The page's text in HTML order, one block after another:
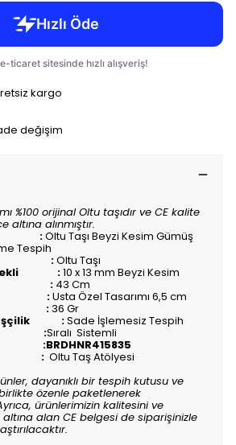
kargo
değişim
%100 orijinal Oltu taşıdır ve CE kalite
alınmıştır.
:Oltu Taşı Beyzi Kesim Gümüş
Tespih
:Oltu Taşı
Şekli :10 x 13 mm Beyzi Kesim
: 43 Cm
:Usta Özel Tasarımı 6,5 cm
:36 Gr
İşçilik :Sade İşlemesiz Tespih
:Sıralı Sistemli
: Oltu Taş Atölyesi
dayanıklı bir tespih kutusu ve
özenle paketlenerek
ürünlerimizin kalitesini ve
alan CE belgesi de siparişinizle